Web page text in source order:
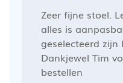
Zeer fijne stoel.
alles is
geselecteerd zijn
Dankjewel Tim
bestellen